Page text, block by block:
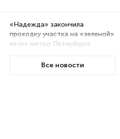
«Надежда» закончила
проходку участка на «зеленой»
ветке метро Петербурга
Все новости